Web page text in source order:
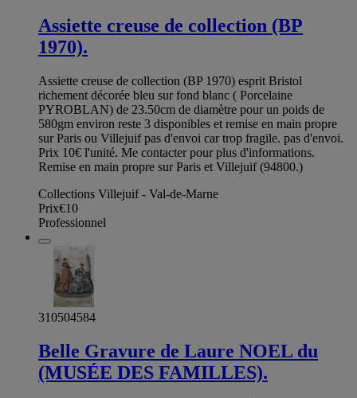
Assiette creuse de collection (BP
1970).
Assiette creuse de collection (BP 1970) esprit Bristol
richement décorée bleu sur fond blanc ( Porcelaine
PYROBLAN) de 23.50cm de diamètre pour un poids de
580gm environ reste 3 disponibles et remise en main propre
sur Paris ou Villejuif pas d'envoi car trop fragile. pas d'envoi.
Prix 10€ l'unité. Me contacter pour plus d'informations.
Remise en main propre sur Paris et Villejuif (94800.)
Collections Villejuif - Val-de-Marne
Prix€10
Professionnel
310504584
Belle Gravure de Laure NOEL du
(MUSÉE DES FAMILLES).